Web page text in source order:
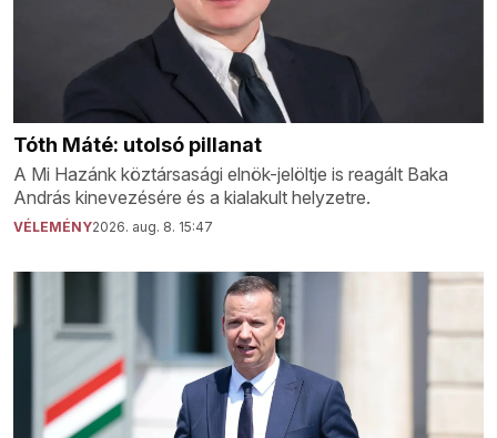
Tóth Máté: utolsó pillanat
A Mi Hazánk köztársasági elnök-jelöltje is reagált Baka
András kinevezésére és a kialakult helyzetre.
VÉLEMÉNY2026. aug. 8. 15:47